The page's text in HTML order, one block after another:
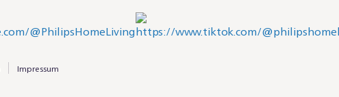
Impressum